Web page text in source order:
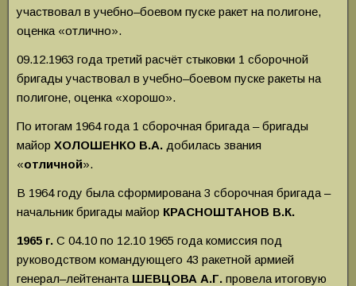
участвовал в учебно–боевом пуске ракет на полигоне,
оценка «отлично».
09.12.1963 года третий расчёт стыковки 1 сборочной
бригады участвовал в учебно–боевом пуске ракеты на
полигоне, оценка «хорошо».
По итогам 1964 года 1 сборочная бригада – бригады
майор ХОЛОШЕНКО В.А. добилась звания
«отличной».
В 1964 году была сформирована 3 сборочная бригада –
начальник бригады майор КРАСНОШТАНОВ В.К.
1965 г. С 04.10 по 12.10 1965 года комиссия под
руководством командующего 43 ракетной армией
генерал–лейтенанта ШЕВЦОВА А.Г. провела итоговую